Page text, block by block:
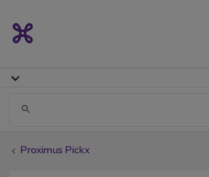
Proximus Pickx